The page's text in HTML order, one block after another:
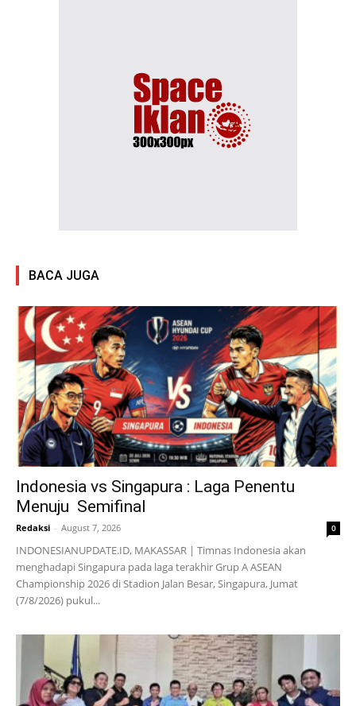
BACA JUGA
Indonesia vs Singapura : Laga Penentu
Menuju Semifinal
Redaksi - August 7, 2026 0
INDONESIANUPDATE.ID, MAKASSAR | Timnas Indonesia akan
menghadapi Singapura pada laga terakhir Grup A ASEAN
Championship 2026 di Stadion Jalan Besar, Singapura, Jumat
(7/8/2026) pukul...